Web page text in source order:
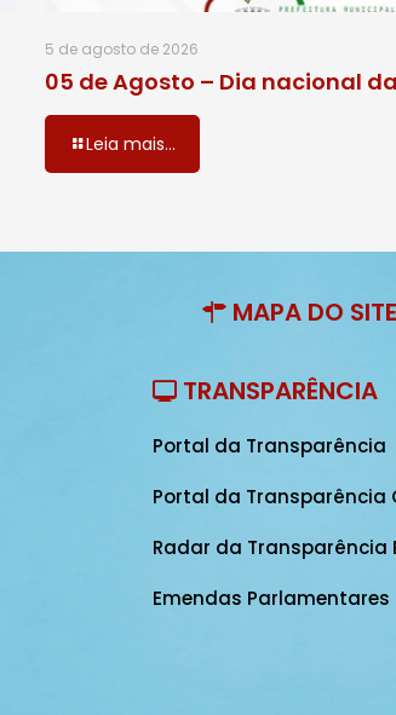
5 de agosto de 2026
05 de Agosto – Dia nacional
Leia mais...
MAPA DO SITE
TRANSPARÊNCIA
Portal da Transparência
Portal da Transparência
Radar da Transparência
Emendas Parlamentares